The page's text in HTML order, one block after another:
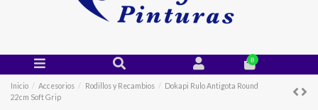
0
Inicio Accesorios Rodillos y Recambios
Dokapi Rulo Antigota Round
22cm Soft Grip